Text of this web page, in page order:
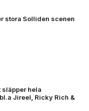
stora Solliden scenen
hela
Jireel, Ricky Rich &